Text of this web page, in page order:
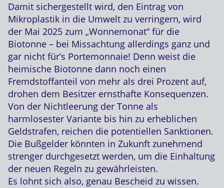
Damit sichergestellt wird, den Eintrag von
Mikroplastik in die Umwelt zu verringern, wird
der Mai 2025 zum „Wonnemonat“ für die
Biotonne – bei Missachtung allerdings ganz und
gar nicht für’s Portemonnaie! Denn weist die
heimische Biotonne dann noch einen
Fremdstoffanteil von mehr als drei Prozent auf,
drohen dem Besitzer ernsthafte Konsequenzen.
Von der Nichtleerung der Tonne als
harmlosester Variante bis hin zu erheblichen
Geldstrafen, reichen die potentiellen Sanktionen.
Die Bußgelder könnten in Zukunft zunehmend
strenger durchgesetzt werden, um die Einhaltung
der neuen Regeln zu gewährleisten.
Es lohnt sich also, genau Bescheid zu wissen.